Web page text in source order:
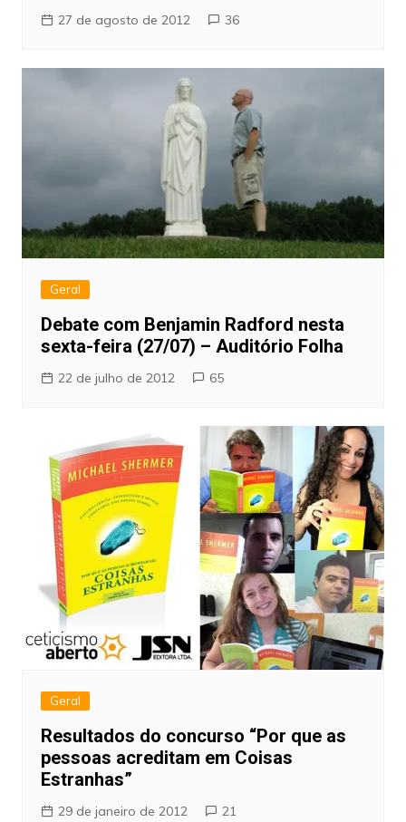
27 de agosto de 2012 36
Geral
Debate com Benjamin Radford nesta
sexta-feira (27/07) – Auditório Folha
22 de julho de 2012 65
Geral
Resultados do concurso “Por que as
pessoas acreditam em Coisas
Estranhas”
29 de janeiro de 2012 21